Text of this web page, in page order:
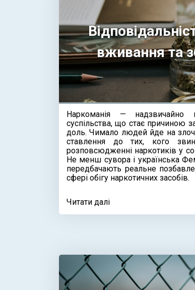
вживання та
Наркоманія — надзвичайно
суспільства, що стає причиною
доль. Чимало людей йде на
ставлення до тих, кого
розповсюдженні наркотиків у
Не менш сувора і українська
передбачають реальне
сфері обігу наркотичних засобів.
Читати далі